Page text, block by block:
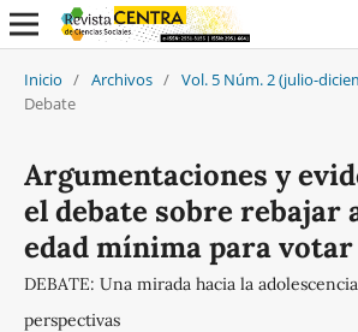
Inicio / Archivos / Vol. 5 Núm. 2 (julio-
Debate
Argumentaciones y
el debate sobre rebajar
edad mínima para votar
DEBATE: Una mirada hacia la
perspectivas